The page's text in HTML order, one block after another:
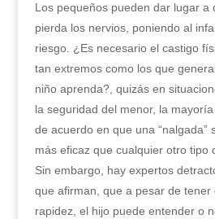
Los pequeños pueden dar lugar a
pierda los nervios, poniendo al
riesgo. ¿Es necesario el castigo
tan extremos como los que
niño aprenda?, quizás en
la seguridad del menor, la
de acuerdo en que una “nalgada”
más eficaz que cualquier otro tipo
Sin embargo, hay expertos
que afirman, que a pesar de tener
rapidez, el hijo puede entender o